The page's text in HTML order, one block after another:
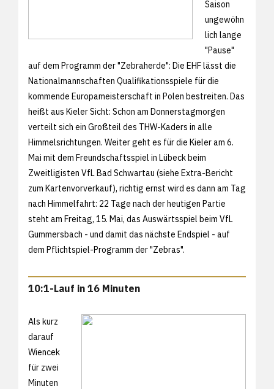
Saison
ungewöhn
lich lange
"Pause"
auf dem Programm der "Zebraherde": Die EHF lässt die
Nationalmannschaften Qualifikationsspiele für die
kommende Europameisterschaft in Polen bestreiten. Das
heißt aus Kieler Sicht: Schon am Donnerstagmorgen
verteilt sich ein Großteil des THW-Kaders in alle
Himmelsrichtungen. Weiter geht es für die Kieler am 6.
Mai mit dem Freundschaftsspiel in Lübeck beim
Zweitligisten VfL Bad Schwartau (siehe Extra-Bericht
zum Kartenvorverkauf), richtig ernst wird es dann am Tag
nach Himmelfahrt: 22 Tage nach der heutigen Partie
steht am Freitag, 15. Mai, das Auswärtsspiel beim VfL
Gummersbach - und damit das nächste Endspiel - auf
dem Pflichtspiel-Programm der "Zebras".
10:1-Lauf in 16 Minuten
Als kurz
darauf
Wiencek
für zwei
Minuten